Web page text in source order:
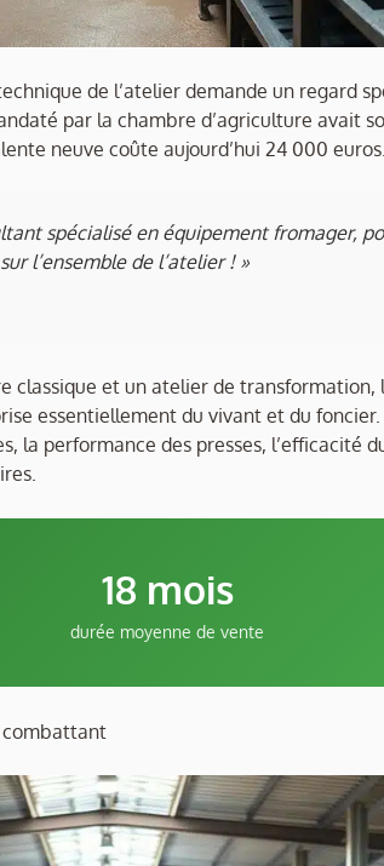
de l’atelier demande un regard
par la chambre d’agriculture avait
neuve coûte aujourd’hui 24 000 euros.
spécialisé en équipement fromager,
l’ensemble de l’atelier ! »
et un atelier de transformation,
essentiellement du vivant et du
la performance des presses, l’efficacité
18 mois
durée moyenne de vente
combattant